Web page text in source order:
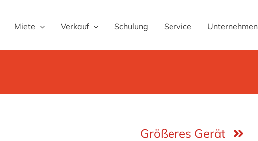
Miete Verkauf Schulung Service Unternehmen
Größeres Gerät